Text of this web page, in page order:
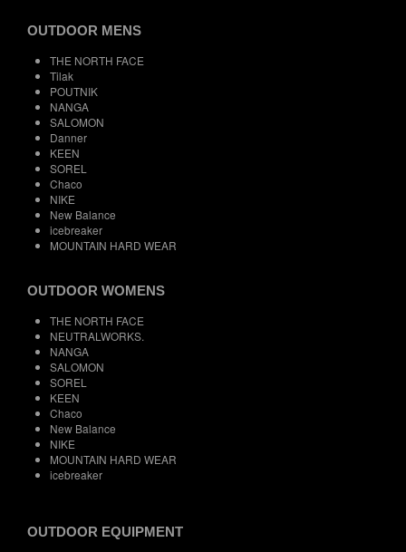
OUTDOOR MENS
THE NORTH FACE
Tilak
POUTNIK
NANGA
SALOMON
Danner
KEEN
SOREL
Chaco
NIKE
New Balance
icebreaker
MOUNTAIN HARD WEAR
OUTDOOR WOMENS
THE NORTH FACE
NEUTRALWORKS.
NANGA
SALOMON
SOREL
KEEN
Chaco
New Balance
NIKE
MOUNTAIN HARD WEAR
icebreaker
OUTDOOR EQUIPMENT